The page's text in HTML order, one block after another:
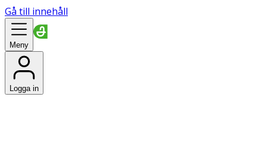
Gå till innehåll
Meny
Logga in